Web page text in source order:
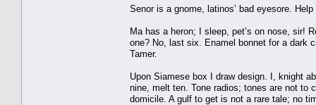
Senor is a gnome, latinos’ bad eyesore.
Ma has a heron; I sleep, pet’s on nose, sir!
one? No, last six. Enamel bonnet for a dark
Tamer.
Upon Siamese box I draw design. I, knight
nine, melt ten. Tone radios; tones are not to
domicile. A gulf to get is not a rare tale; no